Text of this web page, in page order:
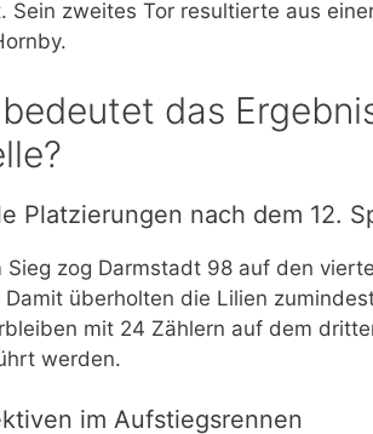
Sein zweites Tor resultierte aus
das
Platzierungen nach dem 12.
Sieg zog Darmstadt 98 auf den
Damit überholten die Lilien
mit 24 Zählern auf dem
werden.
im Aufstiegsrennen